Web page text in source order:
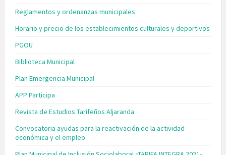
Reglamentos y ordenanzas municipales
Horario y precio de los establecimientos culturales y deportivos
PGOU
Biblioteca Municipal
Plan Emergencia Municipal
APP Participa
Revista de Estudios Tarifeños Aljaranda
Convocatoria ayudas para la reactivación de la actividad
económica y el empleo